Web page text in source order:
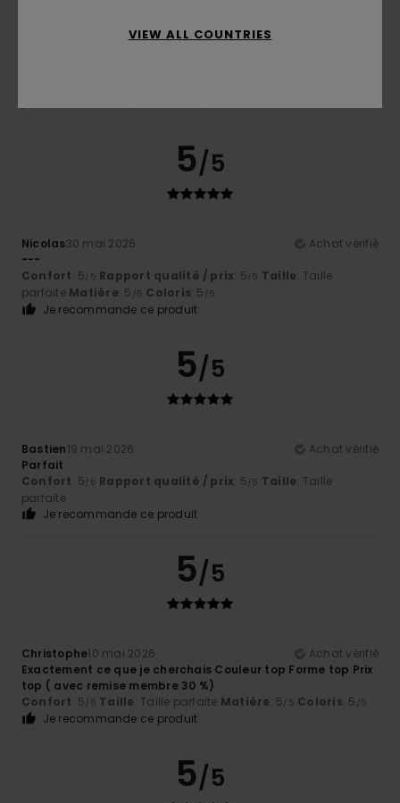
5/5
Nicolas30 mai 2026
Achat vérifié
---
Confort: 5/5 Rapport qualité / prix: 5/5 Taille: Taille
parfaite Matière: 5 /5 Coloris: 5 /5
Je recommande ce produit
5/5
Bastien19 mai 2026
Achat vérifié
Parfait
Confort: 5/5 Rapport qualité / prix: 5/5 Taille: Taille
parfaite
Je recommande ce produit
5/5
Christophe10 mai 2026
Achat vérifié
Exactement ce que je cherchais Couleur top Forme top Prix
top ( avec remise membre 30 %)
Confort: 5/5 Taille: Taille parfaite Matière: 5/5 Coloris: 5 /5
Je recommande ce produit
5/5
VIEW ALL COUNTRIES